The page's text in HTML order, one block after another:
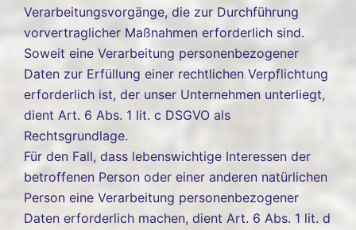
Verarbeitungsvorgänge, die zur Durchführung
vorvertraglicher Maßnahmen erforderlich sind.
Soweit eine Verarbeitung personenbezogener
Daten zur Erfüllung einer rechtlichen Verpflichtung
erforderlich ist, der unser Unternehmen unterliegt,
dient Art. 6 Abs. 1 lit. c DSGVO als
Rechtsgrundlage.
Für den Fall, dass lebenswichtige Interessen der
betroffenen Person oder einer anderen natürlichen
Person eine Verarbeitung personenbezogener
Daten erforderlich machen, dient Art. 6 Abs. 1 lit. d